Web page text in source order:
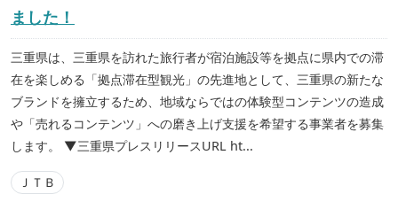
ました！
三重県は、三重県を訪れた旅行者が宿泊施設等を拠点に県内での滞
在を楽しめる「拠点滞在型観光」の先進地として、三重県の新たな
ブランドを擁立するため、地域ならではの体験型コンテンツの造成
や「売れるコンテンツ」への磨き上げ支援を希望する事業者を募集
します。 ▼三重県プレスリリースURL ht...
ＪＴＢ